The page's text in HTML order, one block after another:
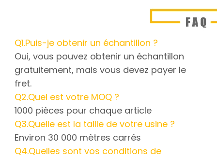
Q1.Puis-je obtenir un échantillon ?
Oui, vous pouvez obtenir un échantillon
gratuitement, mais vous devez payer le
fret.
Q2.Quel est votre MOQ ?
1000 pièces pour chaque article
Q3.Quelle est la taille de votre usine ?
Environ 30 000 mètres carrés
Q4.Quelles sont vos conditions de